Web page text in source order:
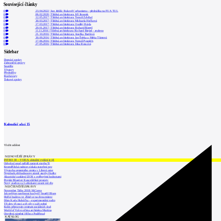
Související články
0 23.04.2022 | Jan Jehlík: Rukověť urbanismu - přednáška na FUA TUL
0
06.02.2020 |Tištěná architektura: Jiří Jiroutek
0
12.05.2017 |Tištěná architektura: Tomáš Zdvihal
0
30.03.2017 |Tištěná architektura: Michaela Hečková
0
17.03.2017 |Tištěná architektura: Ondřej Hojda
0
20.01.2017 |Tištěná architektura: Richard Biegel
0 11.11.2016 |Tištěná architektura: Richard Biegel - zrušeno
0 21.10.2016 |Tištěná architektura: Anežka Bartlová
0
30.09.2016 |Tištěná architektura: Jan Šépka a Mirka Tůmová
0
17.06.2016 |Tištěná architektura: Tomáš Pospěch
0
27.05.2016 |Tištěná architektura: Jitka Ressová
Sidebar
Domácí zprávy
Zahraniční zprávy
Soutěže
Výstavy
Přednášky
Rozhovory
Tiskové zprávy
Kalendář akcí 15
Vložit událost
NEJNOVĚJŠÍ ZPRÁVY
INTRO 30 – VODA: aktuální vydání je již
Odvolací soud nařídil zastavit stavbu Tr
Kroměřížská radnice získala stavební pov
Výstavba urgentního centra v Liberci ome
Nymburk přehodnocuje záměr stavby školky
Akustické zasklení IZOS s ověřenými hodnotami
Projekt Blueriot: Kancelářské prostory
Nový stadion za Lužánkami nesmí mít dle
NEJČTENĚJŠÍ ZPRÁVY
November Talks 2018: M.Corea
Jak nejlépe navrhnout kuchyň? Soutěž Blum
Hořící budova ve Zlíně se na dvou místec
Dům Karla Hubáčka – experimentální rodin
Tři dny, tři noci a tři vily v záři světel
Kolín připravuje centrum sociálních služ
World of Volvo očima architekta Martina
Otevření náměstí Jiřího z Poděbrad
KATALOG